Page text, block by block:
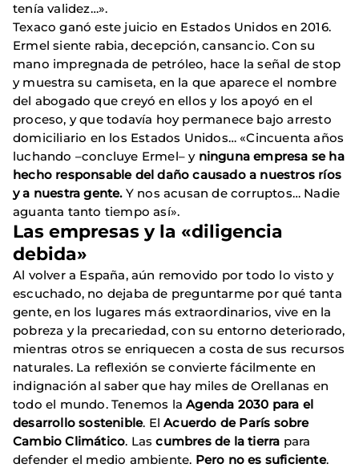
tenía validez…».
Texaco ganó este juicio en Estados Unidos en 2016.
Ermel siente rabia, decepción, cansancio. Con su
mano impregnada de petróleo, hace la señal de stop
y muestra su camiseta, en la que aparece el nombre
del abogado que creyó en ellos y los apoyó en el
proceso, y que todavía hoy permanece bajo arresto
domiciliario en los Estados Unidos… «Cincuenta años
luchando –concluye Ermel– y ninguna empresa se ha
hecho responsable del daño causado a nuestros ríos
y a nuestra gente.Y nos acusan de corruptos… Nadie
aguanta tanto tiempo así».
Las empresas y la «diligencia
debida»
Al volver a España, aún removido por todo lo visto y
escuchado, no dejaba de preguntarme por qué tanta
gente, en los lugares más extraordinarios, vive en la
pobreza y la precariedad, con su entorno deteriorado,
mientras otros se enriquecen a costa de sus recursos
naturales. La reflexión se convierte fácilmente en
indignación al saber que hay miles de Orellanas en
todo el mundo. Tenemos laAgenda 2030 para el
desarrollo sostenible. ElAcuerdo de París sobre
Cambio Climático. Lascumbres de la tierra para
defender el medio ambiente. Pero no es suficiente.